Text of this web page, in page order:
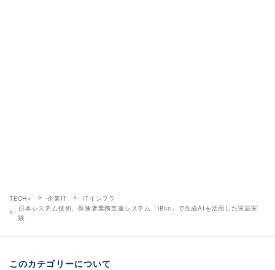
TECH+ 企業IT
ITインフラ
日本システム技術、保険者業務支援システム「iBss」で生成AIを活用した実証実
験
このカテゴリーについて